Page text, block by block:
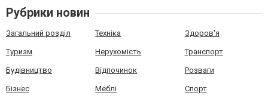
Рубрики новин
Загальний розділ Техніка Здоров'я
Туризм Нерухомість Транспорт
Будівництво Відпочинок Розваги
Бізнес Меблі Спорт